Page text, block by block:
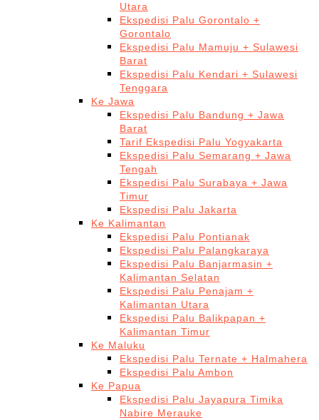
Utara
Ekspedisi Palu Gorontalo +
Gorontalo
Ekspedisi Palu Mamuju + Sulawesi
Barat
Ekspedisi Palu Kendari + Sulawesi
Tenggara
Ke Jawa
Ekspedisi Palu Bandung + Jawa
Barat
Tarif Ekspedisi Palu Yogyakarta
Ekspedisi Palu Semarang + Jawa
Tengah
Ekspedisi Palu Surabaya + Jawa
Timur
Ekspedisi Palu Jakarta
Ke Kalimantan
Ekspedisi Palu Pontianak
Ekspedisi Palu Palangkaraya
Ekspedisi Palu Banjarmasin +
Kalimantan Selatan
Ekspedisi Palu Penajam +
Kalimantan Utara
Ekspedisi Palu Balikpapan +
Kalimantan Timur
Ke Maluku
Ekspedisi Palu Ternate + Halmahera
Ekspedisi Palu Ambon
Ke Papua
Ekspedisi Palu Jayapura Timika
Nabire Merauke